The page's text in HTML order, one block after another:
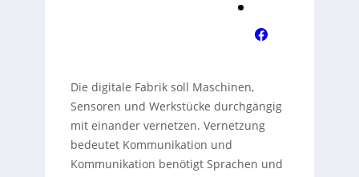
Die digitale Fabrik soll Maschinen,
Sensoren und Werkstücke durchgängig
mit einander vernetzen. Vernetzung
bedeutet Kommunikation und
Kommunikation benötigt Sprachen und